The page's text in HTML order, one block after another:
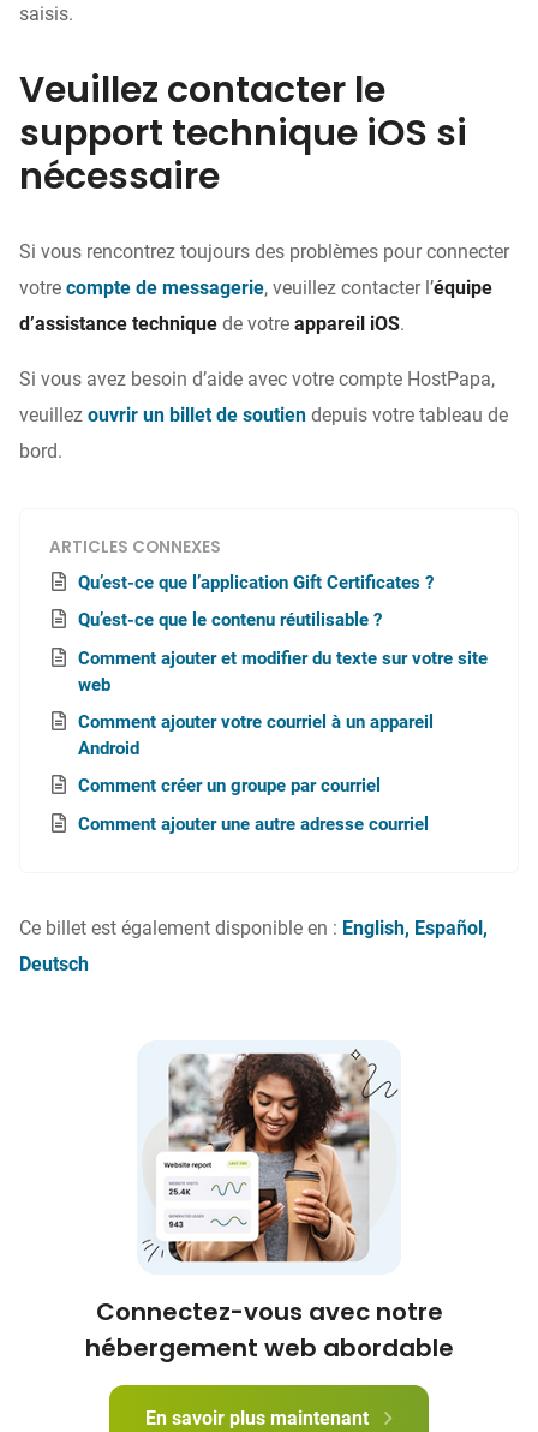
saisis.
Veuillez contacter le
support technique iOS si
nécessaire
Si vous rencontrez toujours des problèmes pour connecter
votre compte de messagerie, veuillez contacter l’équipe
d’assistance technique de votre appareil iOS.
Si vous avez besoin d’aide avec votre compte HostPapa,
veuillez ouvrir un billet de soutien depuis votre tableau de
bord.
ARTICLES CONNEXES
Qu’est-ce que l’application Gift Certificates ?
Qu’est-ce que le contenu réutilisable ?
Comment ajouter et modifier du texte sur votre site
web
Comment ajouter votre courriel à un appareil
Android
Comment créer un groupe par courriel
Comment ajouter une autre adresse courriel
Ce billet est également disponible en : English Español
Deutsch
Connectez-vous avec notre
hébergement web abordable
En savoir plus maintenant